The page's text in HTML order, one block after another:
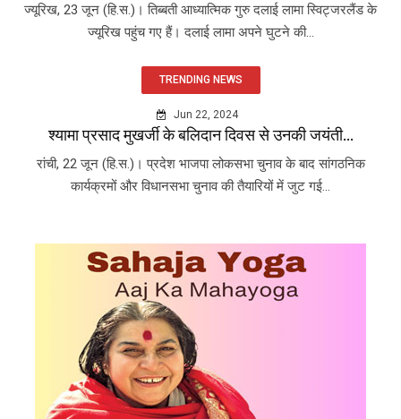
ज्यूरिख, 23 जून (हि.स.)। तिब्बती आध्यात्मिक गुरु दलाई लामा स्विट्जरलैंड के
ज्यूरिख पहुंच गए हैं। दलाई लामा अपने घुटने की...
TRENDING NEWS
Jun 22, 2024
श्यामा प्रसाद मुखर्जी के बलिदान दिवस से उनकी जयंती...
रांची, 22 जून (हि.स.)। प्रदेश भाजपा लोकसभा चुनाव के बाद सांगठनिक
कार्यक्रमों और विधानसभा चुनाव की तैयारियों में जुट गई...